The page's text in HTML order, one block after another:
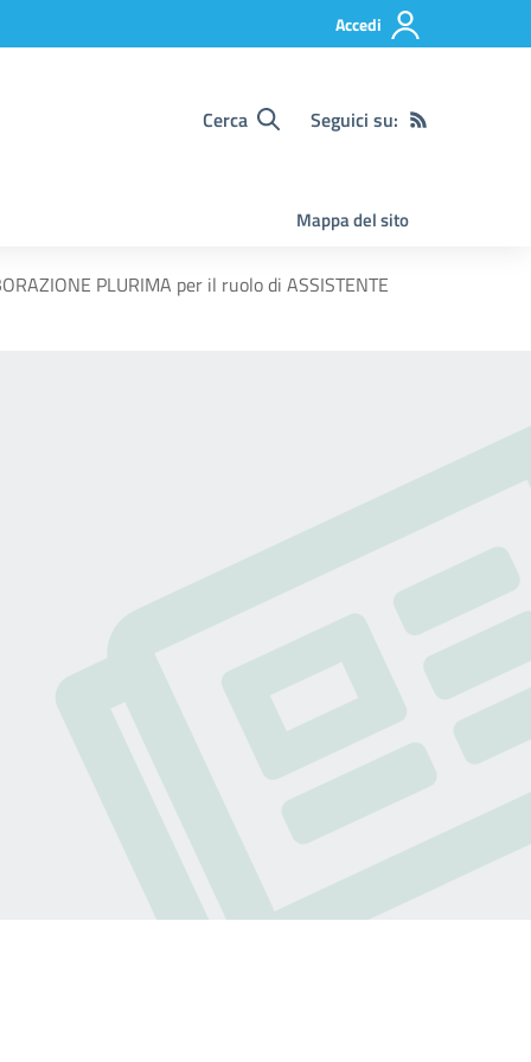
Accedi
Cerca Seguici su:
Mappa del sito
PLURIMA per il ruolo di ASSISTENTE